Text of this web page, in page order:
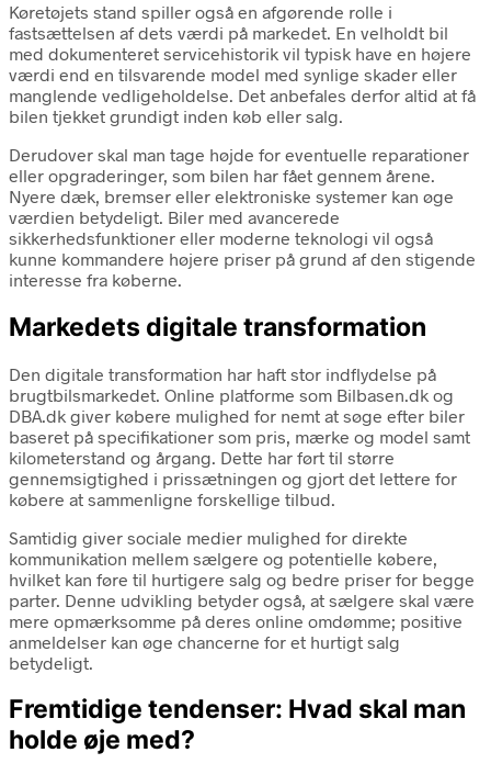
Køretøjets stand spiller også en afgørende rolle i
fastsættelsen af dets værdi på markedet. En velholdt bil
med dokumenteret servicehistorik vil typisk have en højere
værdi end en tilsvarende model med synlige skader eller
manglende vedligeholdelse. Det anbefales derfor altid at få
bilen tjekket grundigt inden køb eller salg.
Derudover skal man tage højde for eventuelle reparationer
eller opgraderinger, som bilen har fået gennem årene.
Nyere dæk, bremser eller elektroniske systemer kan øge
værdien betydeligt. Biler med avancerede
sikkerhedsfunktioner eller moderne teknologi vil også
kunne kommandere højere priser på grund af den stigende
interesse fra køberne.
Markedets digitale transformation
Den digitale transformation har haft stor indflydelse på
brugtbilsmarkedet. Online platforme som Bilbasen.dk og
DBA.dk giver købere mulighed for nemt at søge efter biler
baseret på specifikationer som pris, mærke og model samt
kilometerstand og årgang. Dette har ført til større
gennemsigtighed i prissætningen og gjort det lettere for
købere at sammenligne forskellige tilbud.
Samtidig giver sociale medier mulighed for direkte
kommunikation mellem sælgere og potentielle købere,
hvilket kan føre til hurtigere salg og bedre priser for begge
parter. Denne udvikling betyder også, at sælgere skal være
mere opmærksomme på deres online omdømme; positive
anmeldelser kan øge chancerne for et hurtigt salg
betydeligt.
Fremtidige tendenser: Hvad skal man
holde øje med?